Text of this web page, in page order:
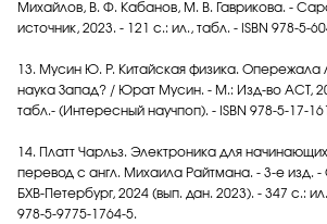
Михайлов, В. Ф. Кабанов, М. В. Гаврикова. -
источник, 2023. - 121 с.: ил., табл. - ISBN 978-5-
13. Мусин Ю. Р. Китайская физика. Опережала
наука Запад? / Юрат Мусин. - М.: Изд-во АСТ,
табл.- (Интересный научпоп). - ISBN 978-5-17-
14. Платт Чарльз. Электроника для
перевод с англ. Михаила Райтмана. - 3-е изд. -
БХВ-Петербург, 2024 (вып. дан. 2023). - 347 с.:
978-5-9775-1764-5.